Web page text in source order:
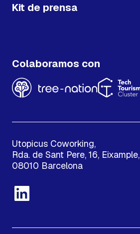
Kit de prensa
Colaboramos con
Utopicus Coworking,
Rda. de Sant Pere, 16, Eixample,
08010 Barcelona